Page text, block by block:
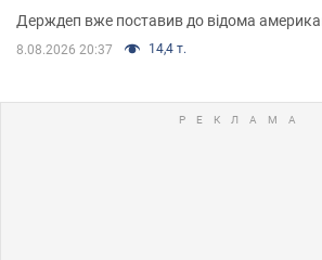
Держдеп вже поставив до відома
8.08.2026 20:37 14,4 т.